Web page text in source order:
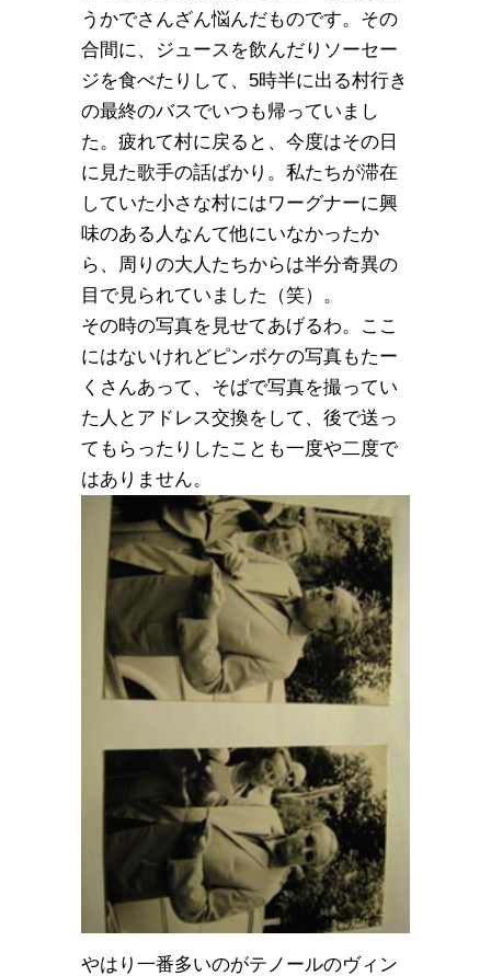
うかでさんざん悩んだものです。その
合間に、ジュースを飲んだりソーセー
ジを食べたりして、5時半に出る村行き
の最終のバスでいつも帰っていまし
た。疲れて村に戻ると、今度はその日
に見た歌手の話ばかり。私たちが滞在
していた小さな村にはワーグナーに興
味のある人なんて他にいなかったか
ら、周りの大人たちからは半分奇異の
目で見られていました（笑）。
その時の写真を見せてあげるわ。ここ
にはないけれどピンボケの写真もたー
くさんあって、そばで写真を撮ってい
た人とアドレス交換をして、後で送っ
てもらったりしたことも一度や二度で
はありません。
やはり一番多いのがテノールのヴィン